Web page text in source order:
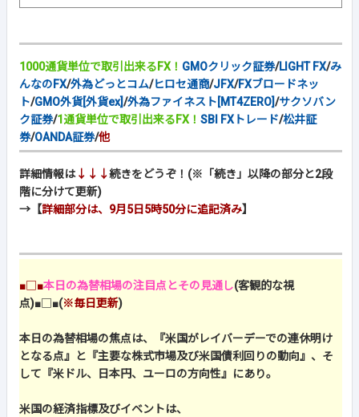
1000通貨単位で取引出来るFX！ GMOクリック証券/LIGHT FX/み
んなのFX/外為どっとコム/ヒロセ通商/JFX/FXブロードネッ
ト/GMO外貨[外貨ex]/外為ファイネスト[MT4ZERO]/サクソバン
ク証券/1通貨単位で取引出来るFX！ SBI FXトレード/松井証
券/OANDA証券/他
詳細情報は↓↓↓続きをどうぞ！(※「続き」以降の部分と2段
階に分けて更新)
→【詳細部分は、9月5日5時50分に追記済み】
■□■本日の為替相場の注目点とその見通し(客観的な視
点)■□■(※毎日更新)
本日の為替相場の焦点は、『米国がレイバーデーでの連休明け
となる点』と『主要な株式市場及び米国債利回りの動向』、そ
して『米ドル、日本円、ユーロの方向性』にあり。
米国の経済指標及びイベントは、